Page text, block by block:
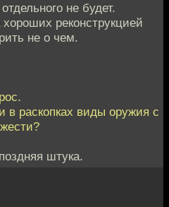
не будет.
реконструкцией
не о чем.
в раскопках виды оружия с
штука.